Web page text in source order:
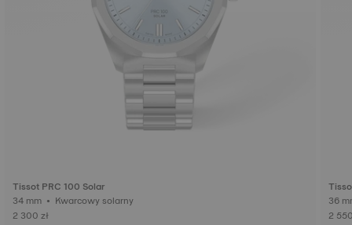
Tissot PRC 100 Solar
34 mm • Kwarcowy solarny
2 300 zł
2